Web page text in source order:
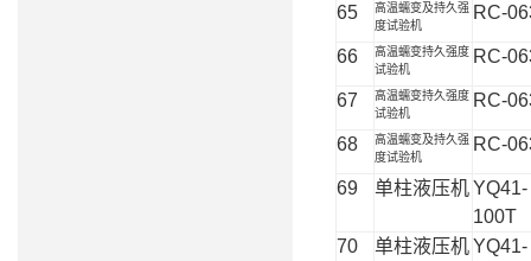
65
高温蠕变及持久强
度试验机
RC-
66
高温蠕变持久强度
试验机
RC-
67
高温蠕变持久强度
试验机
RC-
68
高温蠕变及持久强
度试验机
RC-
69 单柱液压机YQ41-
100T
70
单柱液压机YQ41-